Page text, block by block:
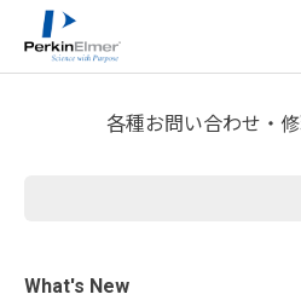
各種お問い合わせ・
What's New
ホーム
分析屋さんが言いたがらない
れ
㉓ 無機酸化物
酸化亜鉛）